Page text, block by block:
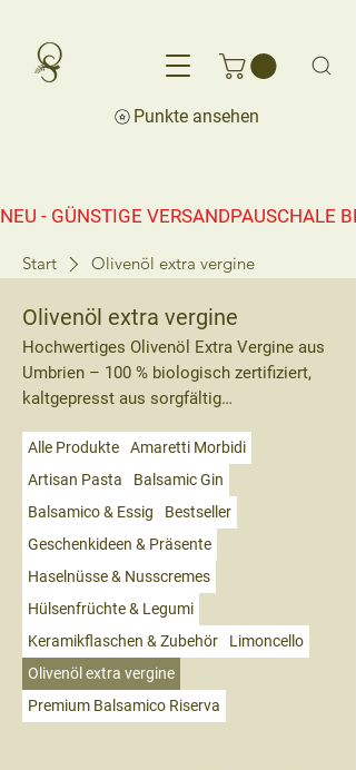
Punkte ansehen
NEU - GÜNSTIGE VERSANDPAUSCHALE
Start Olivenöl extra vergine
Olivenöl extra vergine
Hochwertiges Olivenöl Extra Vergine aus
Umbrien – 100 % biologisch zertifiziert,
kaltgepresst aus sorgfältig
natives Olivenöl überzeugt mit intensiv-
fruchtigem Aroma, milder Schärfe und
typisch mediterranem Charakter.
Nachhaltig produziert in den unberührten
Tälern Umbriens, garantiert es pure
Natürlichkeit und höchste Qualität für
Geniesser und gesundheitsbewusste
Alle Produkte
Amaretti Morbidi
Artisan Pasta
Balsamic Gin
Balsamico & Essig
Bestseller
Geschenkideen & Präsente
Haselnüsse & Nusscremes
Hülsenfrüchte & Legumi
Keramikflaschen & Zubehör
Limoncello
Olivenöl extra vergine
Premium Balsamico Riserva